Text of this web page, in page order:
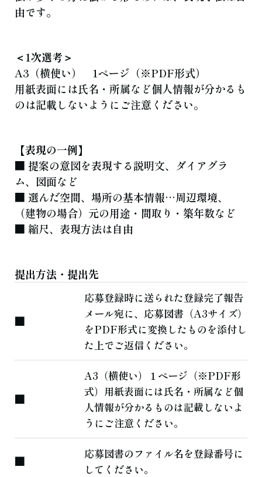
由です。
＜1次選考＞
A3（横使い） 1ページ（※PDF形式）
用紙表面には氏名・所属など個人情報が分かるも
のは記載しないようにご注意ください。
【表現の一例】
■ 提案の意図を表現する説明文、ダイアグラ
ム、図面など
■ 選んだ空間、場所の基本情報…周辺環境、
（建物の場合）元の用途・間取り・築年数など
■ 縮尺、表現方法は自由
提出方法・提出先
■
応募登録時に送られた登録完了報告
メール宛に、応募図書（A3サイズ）
をPDF形式に変換したものを添付し
た上でご返信ください。
■
A3（横使い）１ページ（※PDF形
式）用紙表面には氏名・所属など個
人情報が分かるものは記載しないよ
うにご注意ください。
■
応募図書のファイル名を登録番号に
してください。